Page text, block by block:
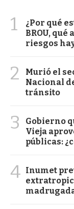
1
¿Por qué
BROU,
riesgos
2
Murió el
Nacional
tránsito
3
Gobierno
Vieja
públicas:
4 Inumet